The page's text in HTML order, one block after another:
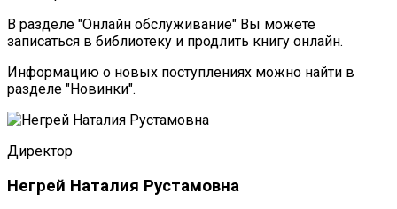
В разделе "Онлайн обслуживание" Вы можете
записаться в библиотеку и продлить книгу онлайн.
Информацию о новых поступлениях можно найти в
разделе "Новинки".
Директор
Негрей Наталия Рустамовна